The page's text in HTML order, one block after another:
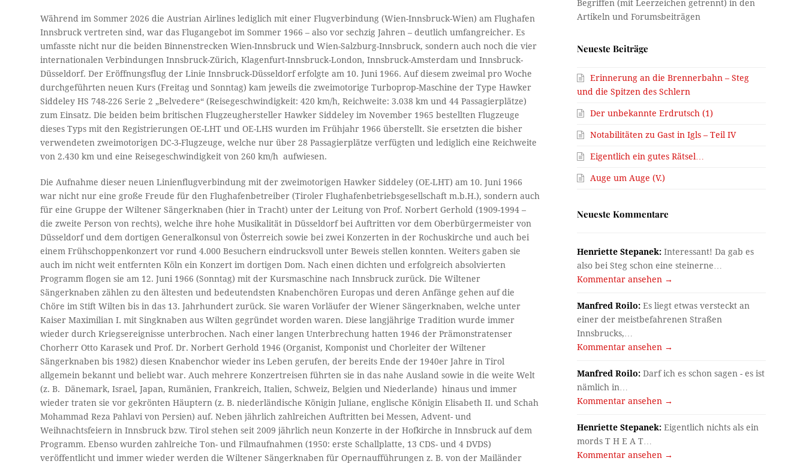
Während im Sommer 2026 die Austrian Airlines lediglich mit einer Flugverbindung (Wien-Innsbruck-Wien) am Flughafen
Innsbruck vertreten sind, war das Flugangebot im Sommer 1966 – also vor sechzig Jahren – deutlich umfangreicher. Es
umfasste nicht nur die beiden Binnenstrecken Wien-Innsbruck und Wien-Salzburg-Innsbruck, sondern auch noch die vier
internationalen Verbindungen Innsbruck-Zürich, Klagenfurt-Innsbruck-London, Innsbruck-Amsterdam und Innsbruck-
Düsseldorf. Der Eröffnungsflug der Linie Innsbruck-Düsseldorf erfolgte am 10. Juni 1966. Auf diesem zweimal pro Woche
durchgeführten neuen Kurs (Freitag und Sonntag) kam jeweils die zweimotorige Turboprop-Maschine der Type Hawker
Siddeley HS 748-226 Serie 2 „Belvedere“ (Reisegeschwindigkeit: 420 km/h, Reichweite: 3.038 km und 44 Passagierplätze)
zum Einsatz. Die beiden beim britischen Flugzeughersteller Hawker Siddeley im November 1965 bestellten Flugzeuge
dieses Typs mit den Registrierungen OE-LHT und OE-LHS wurden im Frühjahr 1966 überstellt. Sie ersetzten die bisher
verwendeten zweimotorigen DC-3-Flugzeuge, welche nur über 28 Passagierplätze verfügten und lediglich eine Reichweite
von 2.430 km und eine Reisegeschwindigkeit von 260 km/h aufwiesen.
Die Aufnahme dieser neuen Linienflugverbindung mit der zweimotorigen Hawker Siddeley (OE-LHT) am 10. Juni 1966
war nicht nur eine große Freude für den Flughafenbetreiber (Tiroler Flughafenbetriebsgesellschaft m.b.H.), sondern auch
für eine Gruppe der Wiltener Sängerknaben (hier in Tracht) unter der Leitung von Prof. Norbert Gerhold (1909-1994 –
die zweite Person von rechts), welche ihre hohe Musikalität in Düsseldorf bei Auftritten vor dem Oberbürgermeister von
Düsseldorf und dem dortigen Generalkonsul von Österreich sowie bei zwei Konzerten in der Rochuskirche und auch bei
einem Frühschoppenkonzert vor rund 4.000 Besuchern eindrucksvoll unter Beweis stellen konnten. Weiters gaben sie
auch im nicht weit entfernten Köln ein Konzert im dortigen Dom. Nach einen dichten und erfolgreich absolvierten
Programm flogen sie am 12. Juni 1966 (Sonntag) mit der Kursmaschine nach Innsbruck zurück. Die Wiltener
Sängerknaben zählen zu den ältesten und bedeutendsten Knabenchören Europas und deren Anfänge gehen auf die
Chöre im Stift Wilten bis in das 13. Jahrhundert zurück. Sie waren Vorläufer der Wiener Sängerknaben, welche unter
Kaiser Maximilian I. mit Singknaben aus Wilten gegründet worden waren. Diese langjährige Tradition wurde immer
wieder durch Kriegsereignisse unterbrochen. Nach einer langen Unterbrechung hatten 1946 der Prämonstratenser
Chorherr Otto Karasek und Prof. Dr. Norbert Gerhold 1946 (Organist, Komponist und Chorleiter der Wiltener
Sängerknaben bis 1982) diesen Knabenchor wieder ins Leben gerufen, der bereits Ende der 1940er Jahre in Tirol
allgemein bekannt und beliebt war. Auch mehrere Konzertreisen führten sie in das nahe Ausland sowie in die weite Welt
(z. B. Dänemark, Israel, Japan, Rumänien, Frankreich, Italien, Schweiz, Belgien und Niederlande) hinaus und immer
wieder traten sie vor gekrönten Häuptern (z. B. niederländische Königin Juliane, englische Königin Elisabeth II. und Schah
Mohammad Reza Pahlavi von Persien) auf. Neben jährlich zahlreichen Auftritten bei Messen, Advent- und
Weihnachtsfeiern in Innsbruck bzw. Tirol stehen seit 2009 jährlich neun Konzerte in der Hofkirche in Innsbruck auf dem
Programm. Ebenso wurden zahlreiche Ton- und Filmaufnahmen (1950: erste Schallplatte, 13 CDS- und 4 DVDS)
veröffentlicht und immer wieder werden die Wiltener Sängerknaben für Opernaufführungen z. B. von der Mailänder
Neueste Beiträge
Erinnerung an die Brennerbahn – Steg
und die Spitzen des Schlern
Der unbekannte Erdrutsch (1)
Notabilitäten zu Gast in Igls – Teil IV
Eigentlich ein gutes Rätsel…
Auge um Auge (V.)
Neueste Kommentare
Henriette Stepanek: Interessant! Da gab es
also bei Steg schon eine steinerne…
Kommentar ansehen →
Manfred Roilo: Es liegt etwas versteckt an
einer der meistbefahrenen Straßen
Innsbrucks,…
Kommentar ansehen →
Manfred Roilo: Darf ich es schon sagen - es ist
nämlich in…
Kommentar ansehen →
Henriette Stepanek: Eigentlich nichts als ein
mords T H E A T…
Kommentar ansehen →